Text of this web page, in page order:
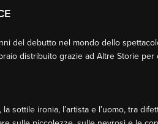
del debutto nel mondo dello
distribuito grazie ad Altre Storie
sottile ironia, l’artista e l’uomo, tra